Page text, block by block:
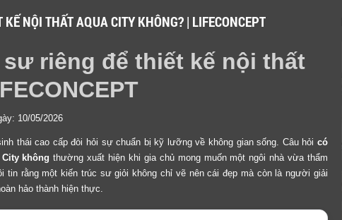
NỘI THẤT AQUA CITY KHÔNG? | LIFECONCEPT
riêng để thiết kế nội thất
10/05/2026
thái cao cấp đòi hỏi sự chuẩn bị kỹ lưỡng về không gian sống. Câu hỏi có
không thường xuất hiện khi gia chủ mong muốn một ngôi nhà vừa thẩm
tin rằng một kiến trúc sư giỏi không chỉ vẽ nên cái đẹp mà còn là người giải
hảo thành hiện thực.